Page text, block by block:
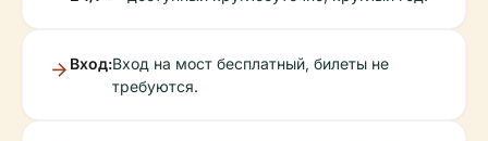
Вход:Вход на мост бесплатный, билеты не
требуются.